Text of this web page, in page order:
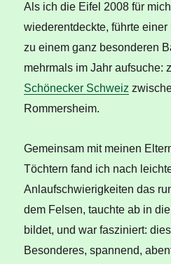
Als ich die Eifel 2008 für
wiederentdeckte, führte
zu einem ganz besonderen
mehrmals im Jahr aufsuche:
Schönecker Schweiz
Rommersheim.
Gemeinsam mit meinen
Töchtern fand ich nach
Anlaufschwierigkeiten das
dem Felsen, tauchte ab in
bildet, und war fasziniert:
Besonderes, spannend,